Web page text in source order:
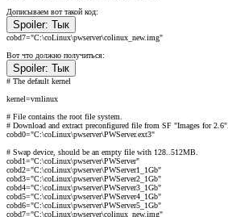
Дописываем вот такой код:
Spoiler: Тык
cobd7="C:\coLinux\pwserver\colinux_new.img"
Вот что должно получиться:
Spoiler: Тык
# The default kernel
kernel=vmlinux
# File contains the root file system.
# Download and extract preconfigured file from SF "Images for 2.6".
cobd0="C:\coLinux\pwserver\PWServer.ext3"
# Swap device, should be an empty file with 128..512MB.
cobd1="C:\coLinux\pwserver\PWServer"
cobd2="C:\coLinux\pwserver\PWServer1_1Gb"
cobd3="C:\coLinux\pwserver\PWServer2_1Gb"
cobd4="C:\coLinux\pwserver\PWServer3_1Gb"
cobd5="C:\coLinux\pwserver\PWServer4_1Gb"
cobd6="C:\coLinux\pwserver\PWServer5_1Gb"
cobd7="C:\coLinux\pwserver\colinux_new.img"